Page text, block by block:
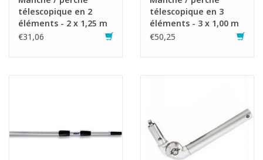
télescopique en 2
éléments - 2 x 1,25 m
€31,06
télescopique en 3
éléments - 3 x 1,00 m
€50,25